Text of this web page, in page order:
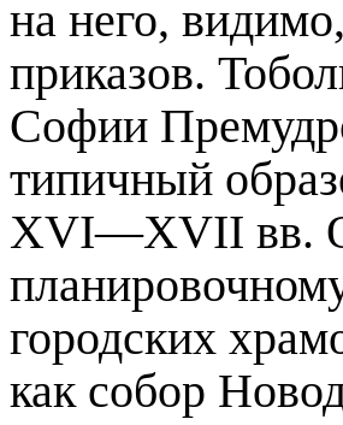
на него,
приказов.
Софии
типичный
XVI—XVII вв.
городских
как собор